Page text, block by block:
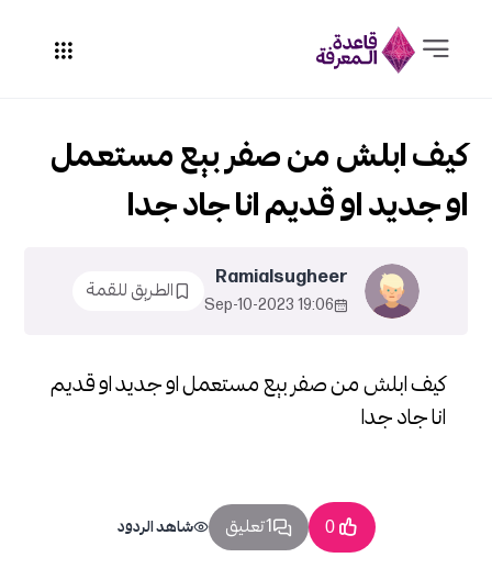
كيف ابلش من صفر بيع مستعمل او جديد او قديم
انا جاد جدا
كيف ابلش من صفر بيع مستعمل
او جديد او قديم انا جاد جدا
Ramialsugheer
19:06 2023-Sep-10
الطريق للقمة
0 1 تعليق شاهد الردود